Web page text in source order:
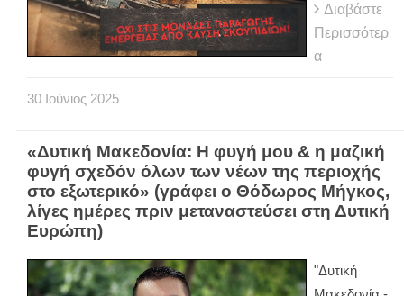
Διαβάστε
Περισσότερ
α
30 Ιούνιος 2025
«Δυτική Μακεδονία: Η φυγή μου & η μαζική
φυγή σχεδόν όλων των νέων της περιοχής
στο εξωτερικό» (γράφει ο Θόδωρος Μήγκος,
λίγες ημέρες πριν μεταναστεύσει στη Δυτική
Ευρώπη)
"Δυτική